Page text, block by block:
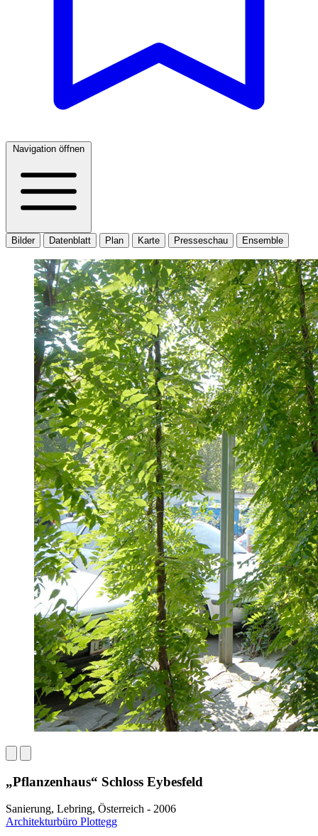
Navigation öffnen
Bilder Datenblatt Plan Karte Presseschau Ensemble
„Pflanzenhaus“ Schloss Eybesfeld
Sanierung, Lebring, Österreich - 2006
Architekturbüro Plottegg